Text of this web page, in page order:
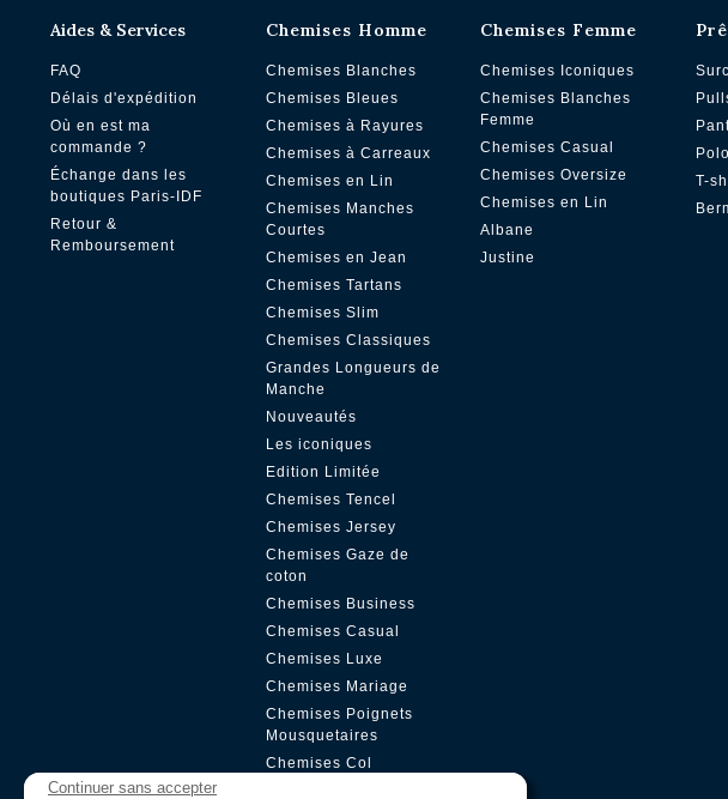
Aides & Services
FAQ
Délais d'expédition
Où en est ma
commande ?
Échange dans les
boutiques Paris-IDF
Retour &
Remboursement
Chemises Homme
Chemises Blanches
Chemises Bleues
Chemises à Rayures
Chemises à Carreaux
Chemises en Lin
Chemises Manches
Courtes
Chemises en Jean
Chemises Tartans
Chemises Slim
Chemises Classiques
Grandes Longueurs de
Manche
Nouveautés
Les iconiques
Edition Limitée
Chemises Tencel
Chemises Jersey
Chemises Gaze de
coton
Chemises Business
Chemises Casual
Chemises Luxe
Chemises Mariage
Chemises Poignets
Mousquetaires
Chemises Col
Chemises Femme
Chemises Iconiques
Chemises Blanches
Femme
Chemises Casual
Chemises Oversize
Chemises en Lin
Albane
Justine
T-
Continuer sans accepter